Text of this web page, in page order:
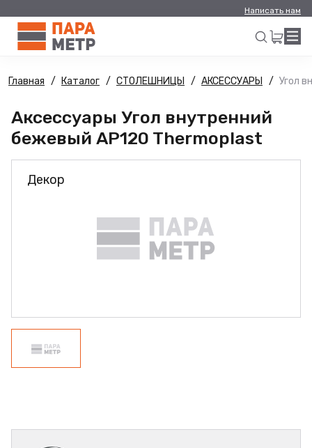
Написать нам
Искать
Главная Каталог СТОЛЕШНИЦЫ АКСЕССУАРЫ Угол
Аксессуары Угол внутренний
бежевый AP120 Thermoplast
Декор